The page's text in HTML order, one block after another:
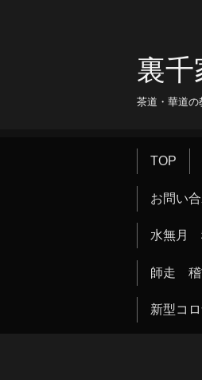
裏
茶道・華道の
TOP
お問い
水無月
師走 稽
新型コ